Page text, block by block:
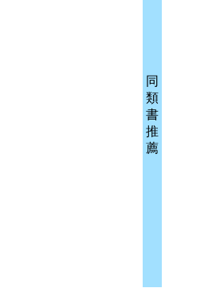
同
類
書
推
薦